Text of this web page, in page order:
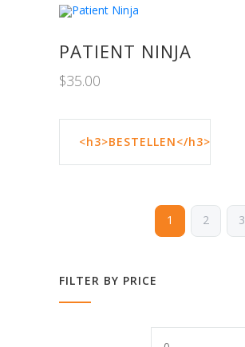
PATIENT NINJA
$35.00
<h3>BESTELLEN</h3>
1 2 3
FILTER BY PRICE